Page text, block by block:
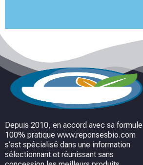
Depuis 2010, en accord avec sa formule
100% pratique www.reponsesbio.com
s’est spécialisé dans une information
sélectionnant et réunissant sans